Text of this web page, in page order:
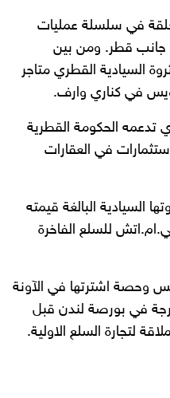
في سلسلة عمليات
جانب قطر. ومن بين
السيادية القطري متاجر
في كناري وارف.
تدعمه الحكومة القطرية
في العقارات
السيادية البالغة قيمته
للسلع الفاخرة
وحصة اشترتها في الآونة
في بورصة لندن قبل
لتجارة السلع الاولية.